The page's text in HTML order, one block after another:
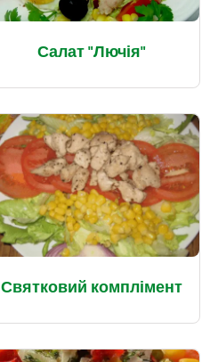
Салат "Лючія"
Святковий комплімент